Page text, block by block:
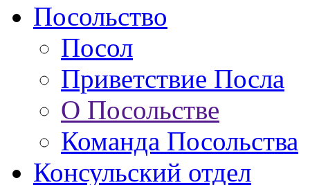
Посольство
Посол
Приветствие Посла
О Посольстве
Команда Посольства
Консульский отдел